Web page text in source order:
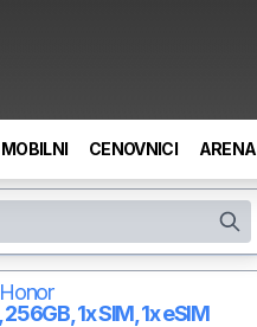
MOBILNI CENOVNICI ARENA
Honor
256GB, 1x SIM, 1x eSIM